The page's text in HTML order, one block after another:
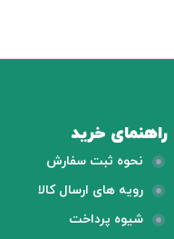
راهنمای خرید
نحوه ثبت سفارش
رویه های ارسال کالا
شیوه پرداخت